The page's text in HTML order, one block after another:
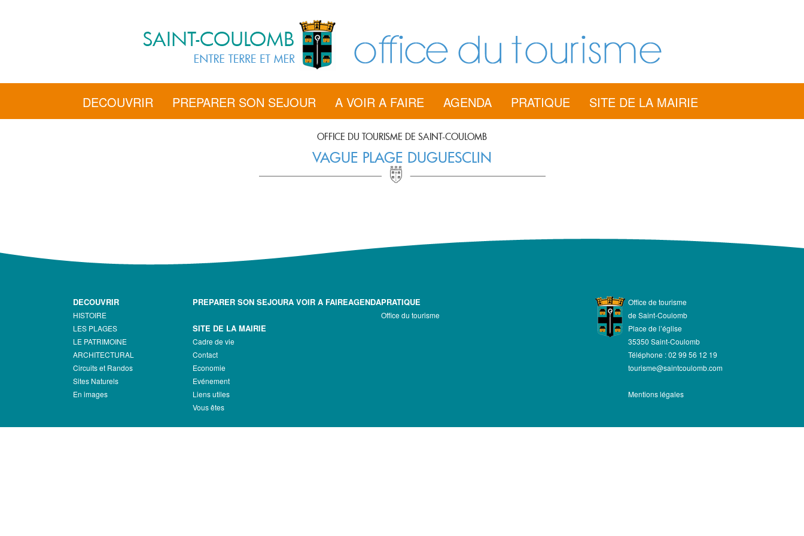
DECOUVRIR PREPARER SON SEJOUR A VOIR A FAIRE AGENDA PRATIQUE SITE DE LA MAIRIE
OFFICE DU TOURISME DE SAINT-COULOMB
VAGUE PLAGE DUGUESCLIN
DECOUVRIR
HISTOIRE
LES PLAGES
LE PATRIMOINE
ARCHITECTURAL
Circuits et Randos
Sites Naturels
En images
PREPARER SON SEJOURA VOIR A FAIREAGENDAPRATIQUE
Office du tourisme
SITE DE LA MAIRIE
Cadre de vie
Contact
Economie
Evénement
Liens utiles
Vous êtes
Office de tourisme
de Saint-Coulomb
Place de l’église
35350 Saint-Coulomb
Téléphone : 02 99 56 12 19
tourisme@saintcoulomb.com
Mentions légales